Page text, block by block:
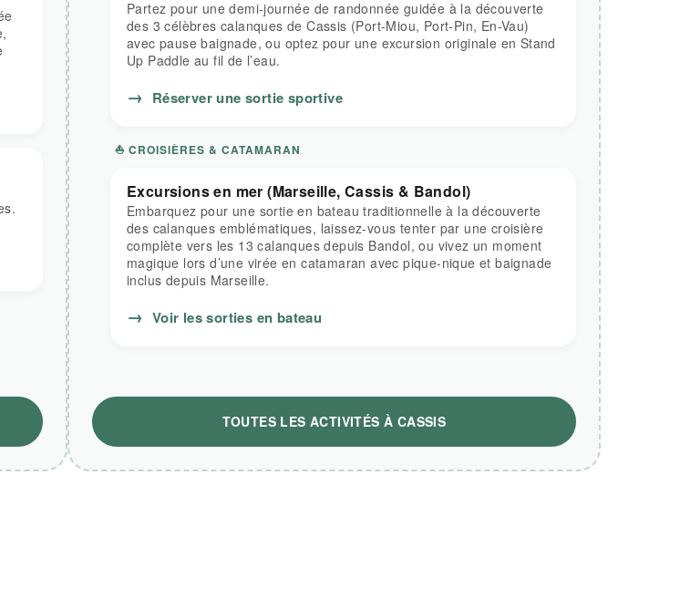
Partez pour une demi-journée de randonnée guidée à la découverte
des 3 célèbres calanques de Cassis (Port-Miou, Port-Pin, En-Vau)
avec pause baignade, ou optez pour une excursion originale en Stand
Up Paddle au fil de l’eau.
→ Réserver une sortie sportive
⛵ CROISIÈRES & CATAMARAN
Excursions en mer (Marseille, Cassis & Bandol)
Embarquez pour une sortie en bateau traditionnelle à la découverte
des calanques emblématiques, laissez-vous tenter par une croisière
complète vers les 13 calanques depuis Bandol, ou vivez un moment
magique lors d’une virée en catamaran avec pique-nique et baignade
inclus depuis Marseille.
→ Voir les sorties en bateau
TOUTES LES ACTIVITÉS À CASSIS